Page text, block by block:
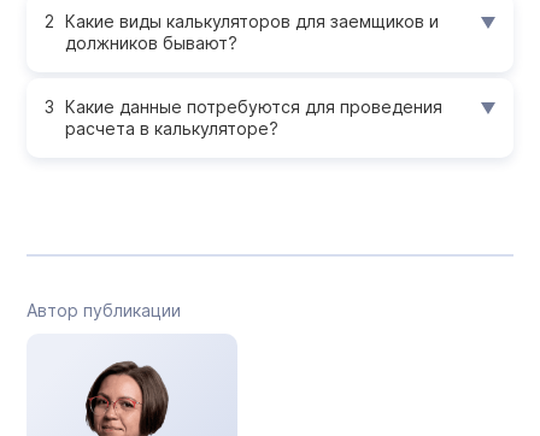
Какие виды калькуляторов для заемщиков и
должников бывают?
Какие данные потребуются для проведения
расчета в калькуляторе?
Автор публикации